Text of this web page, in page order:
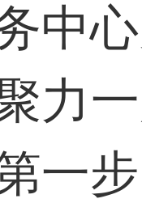
中
力
一